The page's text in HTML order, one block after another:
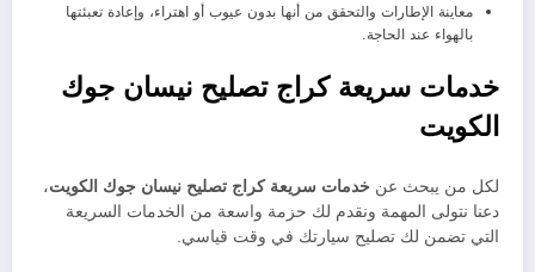
معاينة الإطارات والتحقق من أنها بدون عيوب أو اهتراء، وإعادة تعبئتها
بالهواء عند الحاجة.
خدمات سريعة كراج تصليح نيسان جوك
الكويت
لكل من يبحث عن خدمات سريعة كراج تصليح نيسان جوك الكويت،
دعنا نتولى المهمة ونقدم لك حزمة واسعة من الخدمات السريعة
التي تضمن لك تصليح سيارتك في وقت قياسي.